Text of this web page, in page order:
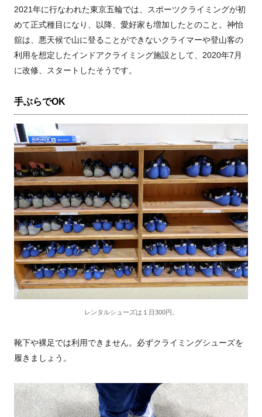
2021年に行なわれた東京五輪では、スポーツクライミングが初
めて正式種目になり、以降、愛好家も増加したとのこと。神怡
舘は、悪天候で山に登ることができないクライマーや登山客の
利用を想定したインドアクライミング施設として、2020年7月
に改修、スタートしたそうです。
手ぶらでOK
レンタルシューズは１日300円。
靴下や裸足では利用できません。必ずクライミングシューズを
履きましょう。